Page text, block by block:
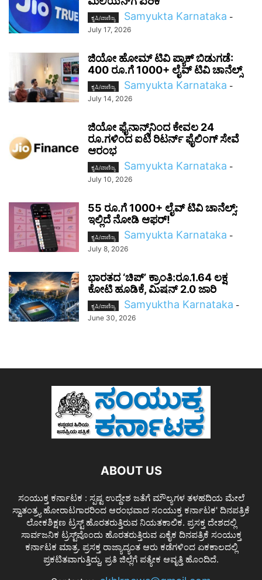
ಕೃಷಿ/ವಾಣಿಜ್ಯ Samyukta Karnataka -
July 17, 2026
ಜಿಯೋ ಹೋಮ್ ಟಿವಿ ಪ್ಯಾಕ್ ಬಿಡುಗಡೆ:
400 ರೂ.ಗೆ 1000+ ಲೈವ್ ಟಿವಿ ಚಾನೆಲ್ಸ್
ಕೃಷಿ/ವಾಣಿಜ್ಯ Samyukta Karnataka -
July 14, 2026
ಜಿಯೋ ಫೈನಾನ್ಸ್‌ನಿಂದ ಕೇವಲ 24
ರೂ.ಗಳಿಂದ ಐಟಿ ರಿಟರ್ನ್‌ ಫೈಲಿಂಗ್‌ ಸೇವೆ
ಆರಂಭ
ಕೃಷಿ/ವಾಣಿಜ್ಯ Samyukta Karnataka -
July 10, 2026
55 ರೂ.ಗೆ 1000+ ಲೈವ್ ಟಿವಿ ಚಾನೆಲ್ಸ್:
ಇಲ್ಲಿದೆ ನೋಡಿ ಆಫರ್!
ಕೃಷಿ/ವಾಣಿಜ್ಯ Samyukta Karnataka -
July 8, 2026
ಭಾರತದ ‘ಚಿಪ್‌’ ಕ್ರಾಂತಿ:ರೂ.1.64 ಲಕ್ಷ
ಕೋಟಿ ಹೂಡಿಕೆ, ಮಿಷನ್ 2.0 ಜಾರಿ
ಕೃಷಿ/ವಾಣಿಜ್ಯ Samyuktha Karnataka -
June 30, 2026
ABOUT US
ಸಂಯುಕ್ತ ಕರ್ನಾಟಕ : ಸ್ಪಷ್ಟ ಉದ್ದೇಶ ಜತೆಗೆ ಮೌಲ್ಯಗಳ ತಳಹದಿಯ ಮೇಲೆ
ಸ್ವಾತಂತ್ರ್ಯ ಹೋರಾಟಗಾರರಿಂದ ಆರಂಭವಾದ ಸಂಯುಕ್ತ ಕರ್ನಾಟಕ' ದಿನಪತ್ರಿಕೆ
ಲೋಕಶಿಕ್ಷಣ ಟ್ರಸ್ಟ್ ಹೊರತರುತ್ತಿರುವ ನಿಯತಕಾಲಿಕ. ಪ್ರಸಕ್ತ ದೇಶದಲ್ಲಿ
ಸಾರ್ವಜನಿಕ ಟ್ರಸ್ಟ್‌ವೊಂದು ಹೊರತರುತ್ತಿರುವ ಏಕೈಕ ದಿನಪತ್ರಿಕೆ ಸಂಯುಕ್ತ
ಕರ್ನಾಟಕ ಮಾತ್ರ. ಪ್ರಸಕ್ತ ರಾಜ್ಯಾದ್ಯಂತ ಆರು ಕಡೆಗಳಿಂದ ಏಕಕಾಲದಲ್ಲಿ
ಪ್ರಕಟಿತವಾಗುತ್ತಿದ್ದು, ಪ್ರತಿ ಜಿಲ್ಲೆಗೆ ಪತ್ಯೇಕ ಆವೃತ್ತಿ ಹೊಂದಿದೆ.